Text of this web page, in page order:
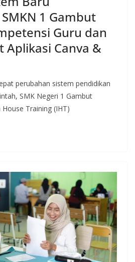
1 Gambut
Guru dan
Aplikasi Canva &
perubahan sistem pendidikan
SMK Negeri 1 Gambut
Training (IHT)